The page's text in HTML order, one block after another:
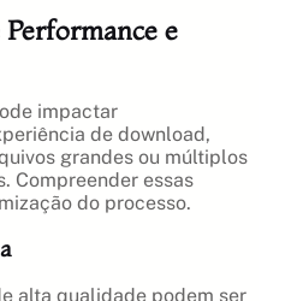
Performance e
impactar
de download,
grandes ou múltiplos
Compreender essas
do processo.
alta qualidade podem ser